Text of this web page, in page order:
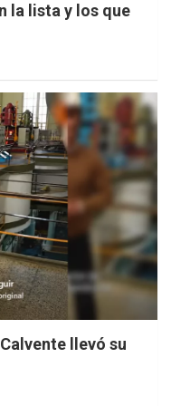
la lista y los que
llevó su